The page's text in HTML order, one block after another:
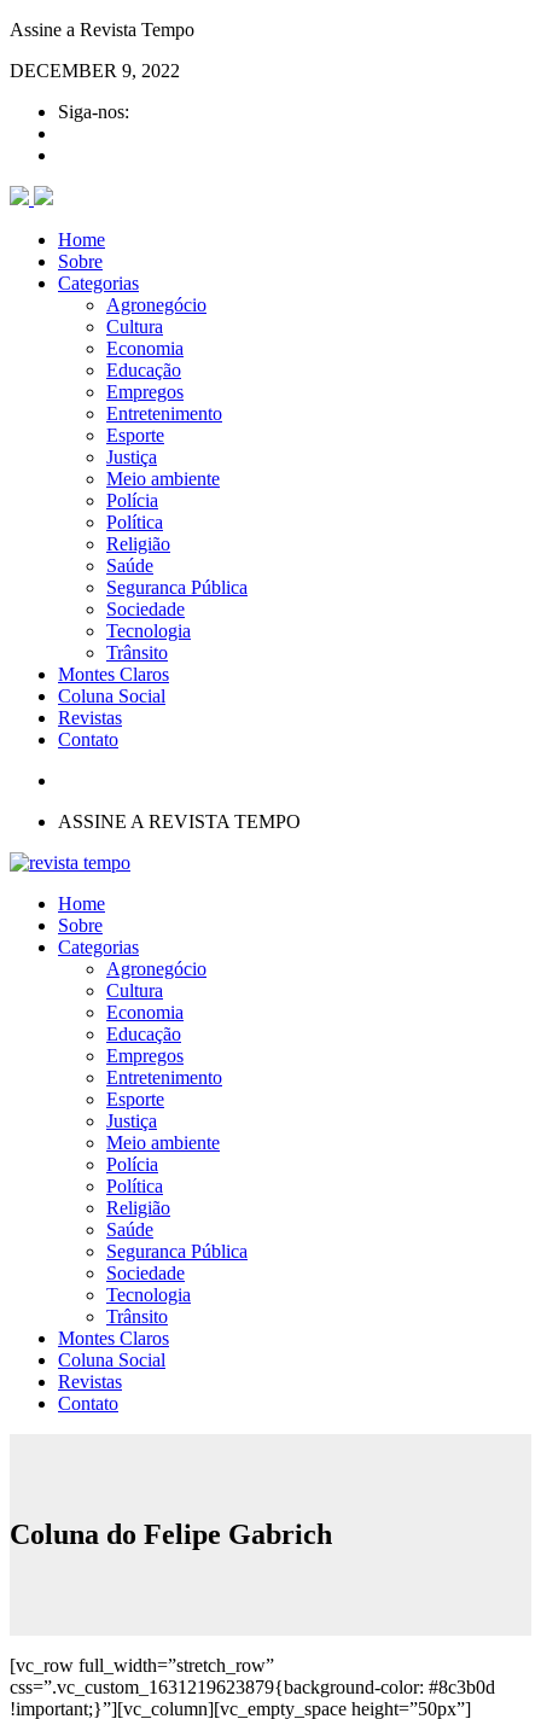
Assine a Revista Tempo
DECEMBER 9, 2022
Siga-nos:
Home
Sobre
Categorias
Agronegócio
Cultura
Economia
Educação
Empregos
Entretenimento
Esporte
Justiça
Meio ambiente
Polícia
Política
Religião
Saúde
Seguranca Pública
Sociedade
Tecnologia
Trânsito
Montes Claros
Coluna Social
Revistas
Contato
ASSINE A REVISTA TEMPO
Home
Sobre
Categorias
Agronegócio
Cultura
Economia
Educação
Empregos
Entretenimento
Esporte
Justiça
Meio ambiente
Polícia
Política
Religião
Saúde
Seguranca Pública
Sociedade
Tecnologia
Trânsito
Montes Claros
Coluna Social
Revistas
Contato
Coluna do Felipe Gabrich
[vc_row full_width=”stretch_row”
css=”.vc_custom_1631219623879{background-color: #8c3b0d
!important;}”][vc_column][vc_empty_space height=”50px”]